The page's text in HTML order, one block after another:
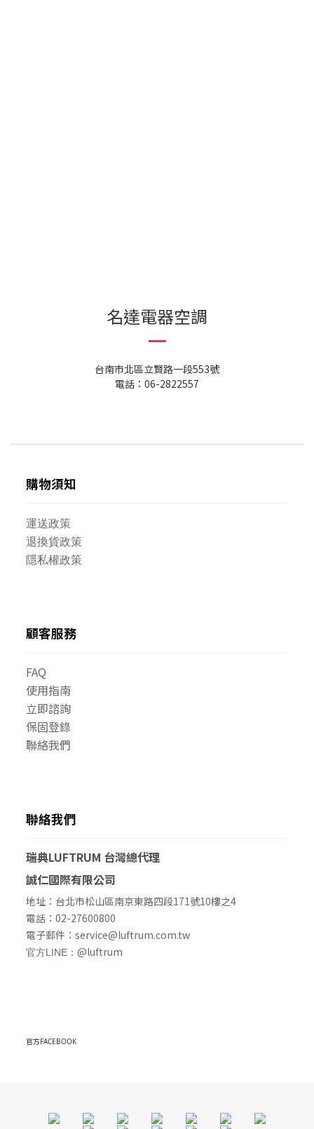
名達電器空調
台南市北區立賢路一段553號
電話：06-2822557
購物須知
運送政策
退換貨政策
隱私權政策
顧客服務
FAQ
使用指南
立即諮詢
保固登錄
聯絡我們
聯絡我們
瑞典LUFTRUM 台灣總代理
誠仁國際有限公司
地址：台北市松山區南京東路四段171號10樓之4
電話：02-27600800
電子郵件：service@luftrum.com.tw
官方LINE： @luftrum
官方FACEBOOK